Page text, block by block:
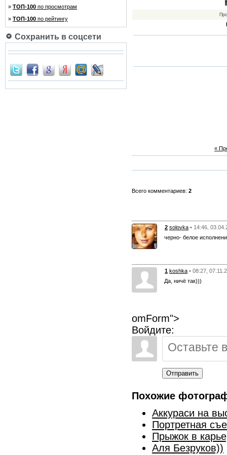
» ТОП-100 по просмотрам
» ТОП-100 по рейтингу
Сохранить в соцсети
«
Всего комментариев: 2
2 solovka • 14:46,
черно- белое
1 koshka • 08:27,
Да, ничё так)))
omForm">
Войдите:
Отправить
Похожие
Аккураси на
Портретная
Прыжок в
Аля Безруков))